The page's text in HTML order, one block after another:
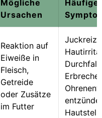
Mögliche
Ursachen
Häufige
Reaktion auf
Eiweiße in
Fleisch,
Getreide
oder Zusätze
im Futter
Juckreiz,
Durchfall,